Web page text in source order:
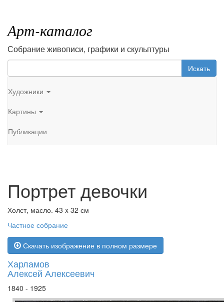
Арт-каталог
Собрание живописи, графики и скульптуры
Искать
Художники
Картины
Публикации
Портрет девочки
Холст, масло. 43 x 32 см
Частное собрание
Скачать изображение в полном размере
Харламов
Алексей Алексеевич
1840 - 1925